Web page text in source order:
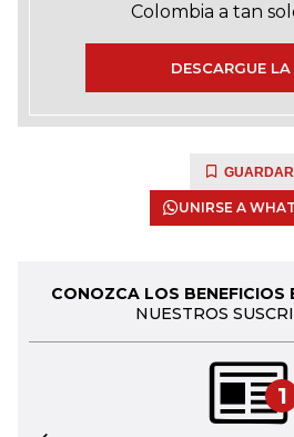
Colombia a tan
DESCARGUE
GUARDAR
UNIRSE A
CONOZCA LOS BENEFICIOS
NUESTROS
1